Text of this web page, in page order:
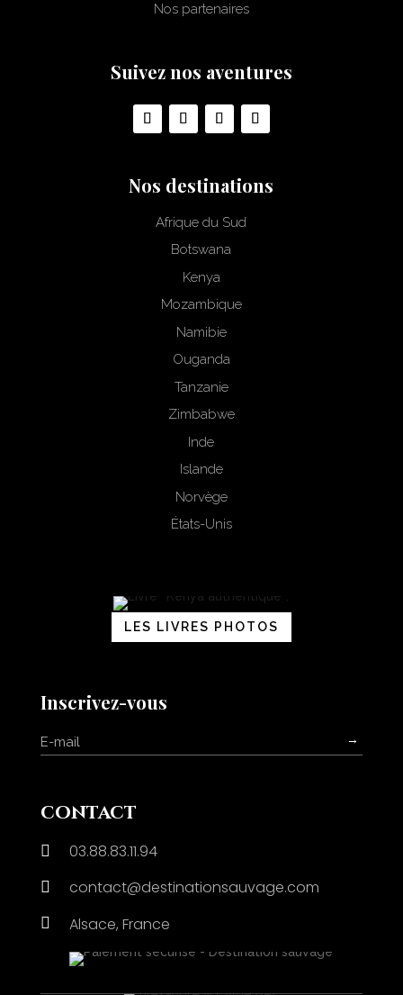
Nos partenaires
Suivez nos aventures
Nos destinations
Afrique du Sud
Botswana
Kenya
Mozambique
Namibie
Ouganda
Tanzanie
Zimbabwe
Inde
Islande
Norvège
États-Unis
LES LIVRES PHOTOS
Inscrivez-vous
→
contact
 03.88.83.11.94
 contact@destinationsauvage.com
 Alsace, France